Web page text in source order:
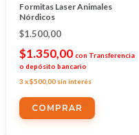
Formitas Laser Animales
Nórdicos
$1.500,00
$1.350,00 con Transferencia
o depósito bancario
3 x$500,00 sin interés